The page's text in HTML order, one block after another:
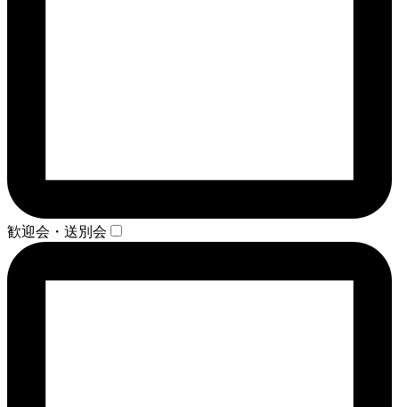
歓迎会・送別会